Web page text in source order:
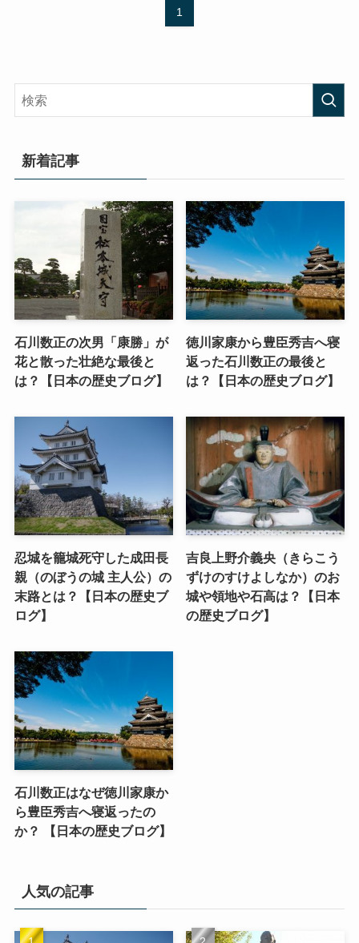
1
新着記事
石川数正の次男「康勝」が
花と散った壮絶な最後と
は？【日本の歴史ブログ】
徳川家康から豊臣秀吉へ寝
返った石川数正の最後と
は？【日本の歴史ブログ】
忍城を籠城死守した成田長
親（のぼうの城 主人公）の
末路とは？【日本の歴史ブ
ログ】
吉良上野介義央（きらこう
ずけのすけよしなか）のお
城や領地や石高は？【日本
の歴史ブログ】
石川数正はなぜ徳川家康か
ら豊臣秀吉へ寝返ったの
か？ 【日本の歴史ブログ】
人気の記事